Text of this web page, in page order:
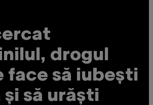
drogul
face să iubești
și să urăști